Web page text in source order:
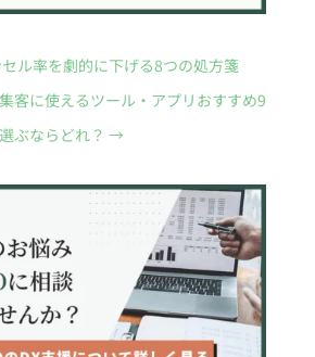
ル率を劇的に下げる8つの処方箋
客に使えるツール・アプリおすすめ9
ぶならどれ？ →